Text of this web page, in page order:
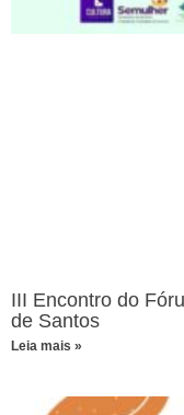
III Encontro do
de Santos
Leia mais »